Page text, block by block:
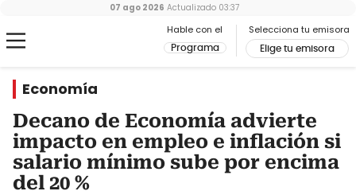
Hable con el
Programa
Selecciona tu emisora
Elige tu emisora
07 ago 2026 Actualizado 03:37
Economía
Decano de Economía advierte
impacto en empleo e inflación si
salario mínimo sube por encima
del 20 %